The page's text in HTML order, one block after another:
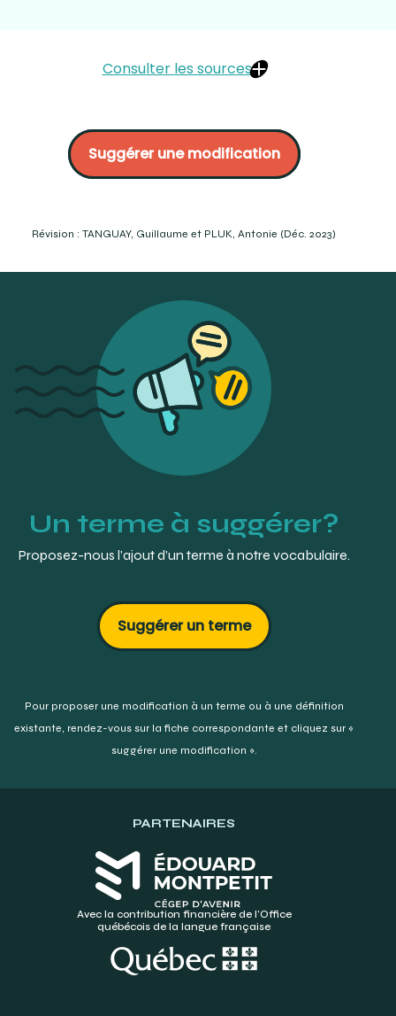
Consulter les sources
amovible en médecine dentaire, constantes et
développement récents. Les presses de l’université
Laval, Québec. P.4.
conception et tracé des châssis. Quintessence
CARR Alan B., DMD, MS, Brown David T., DMD, MS (2011) Mc
edition. Elseiver, Mosby, Missouri. p.17.
https://www.hudsonvalleydentalimplants.com/files/2013/04/
Today-Article.pdf
Suggérer une modification
Révision : TANGUAY, Guillaume et PLUK, Antonie (Déc. 2023)
Un terme à suggérer?
Proposez-nous l’ajout d’un terme à notre vocabulaire.
Suggérer un terme
Pour proposer une modification à un terme ou à une définition
existante, rendez-vous sur la fiche correspondante et cliquez sur «
suggérer une modification ».
PARTENAIRES
Avec la contribution financière de l’Office
québécois de la langue française